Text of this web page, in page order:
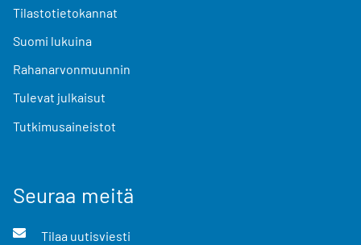
Tilastotietokannat
Suomi lukuina
Rahanarvonmuunnin
Tulevat julkaisut
Tutkimusaineistot
Seuraa meitä
Tilaa uutisviesti